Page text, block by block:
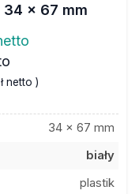
34 x 67 mm
netto )
34 x 67 mm
biały
plastik